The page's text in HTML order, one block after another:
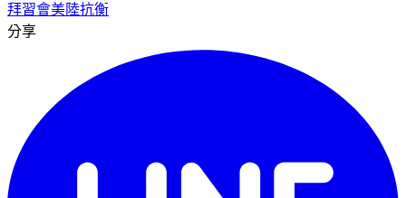
拜習會美陸抗衡
分享